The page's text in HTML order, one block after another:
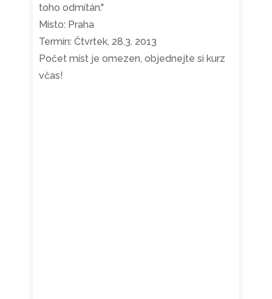
toho odmítán."
Místo: Praha
Termín: Čtvrtek, 28.3. 2013
Počet míst je omezen, objednejte si kurz
včas!